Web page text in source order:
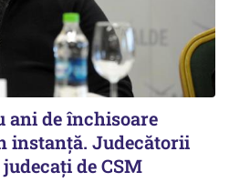
ani de închisoare
instanță. Judecătorii
de CSM